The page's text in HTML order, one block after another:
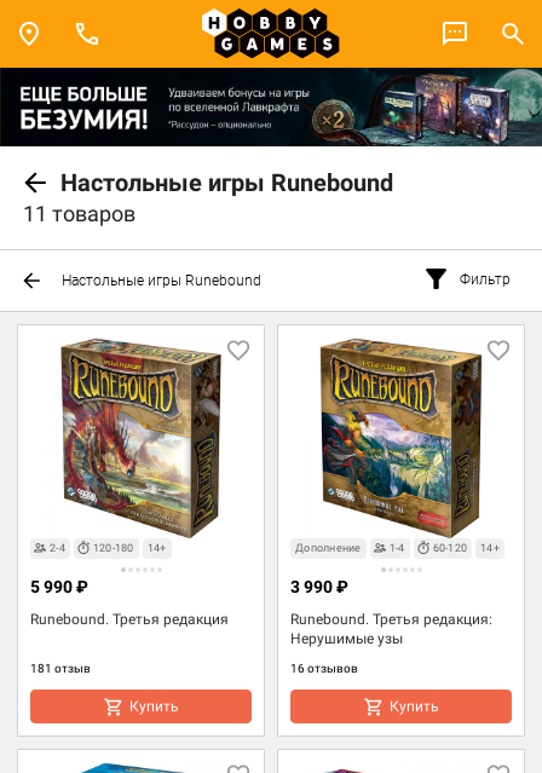
Настольные игры Runebound
11 товаров
Настольные игры Runebound Фильтр
2-4 120-180 14+
Runebound. Третья редакция
181 отзыв
5 990 ₽
Купить
Дополнение 1-4 60-120 14+
Runebound. Третья редакция:
Нерушимые узы
16 отзывов
3 990 ₽
Купить